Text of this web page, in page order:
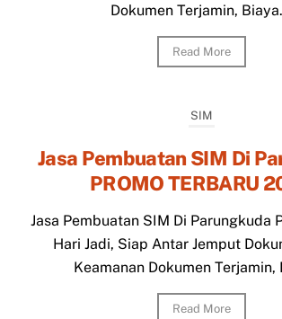
Dokumen Terjamin,
Read More
SIM
Jasa Pembuatan SIM Di
PROMO TERBARU
Jasa Pembuatan SIM Di Parungkuda
Hari Jadi, Siap Antar Jemput
Keamanan Dokumen Terjamin,
Read More